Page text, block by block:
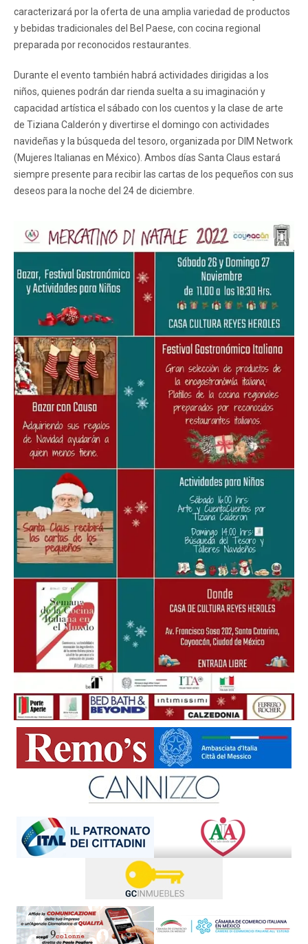
caracterizará por la oferta de una amplia variedad de productos
y bebidas tradicionales del Bel Paese, con cocina regional
preparada por reconocidos restaurantes.
Durante el evento también habrá actividades dirigidas a los
niños, quienes podrán dar rienda suelta a su imaginación y
capacidad artística el sábado con los cuentos y la clase de arte
de Tiziana Calderón y divertirse el domingo con actividades
navideñas y la búsqueda del tesoro, organizada por DIM Network
(Mujeres Italianas en México). Ambos días Santa Claus estará
siempre presente para recibir las cartas de los pequeños con sus
deseos para la noche del 24 de diciembre.